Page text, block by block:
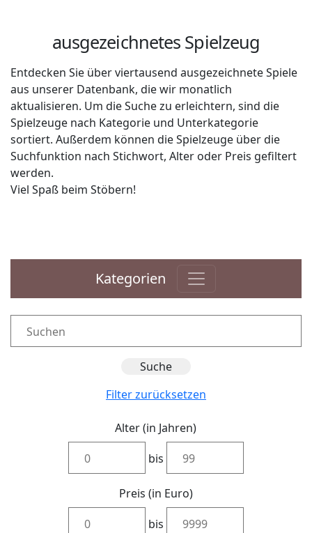
ausgezeichnetes Spielzeug
Entdecken Sie über viertausend ausgezeichnete Spiele
aus unserer Datenbank, die wir monatlich
aktualisieren. Um die Suche zu erleichtern, sind die
Spielzeuge nach Kategorie und Unterkategorie
sortiert. Außerdem können die Spielzeuge über die
Suchfunktion nach Stichwort, Alter oder Preis gefiltert
werden.
Viel Spaß beim Stöbern!
Kategorien
Filter zurücksetzen
Alter (in Jahren)
bis
Preis (in Euro)
bis